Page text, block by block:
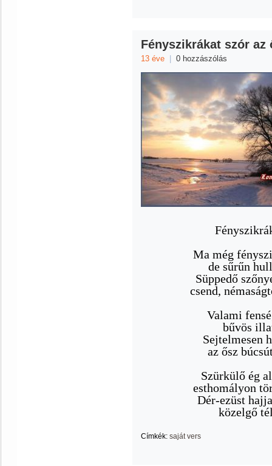
Fényszikrákat szór az
13 éve 0 hozzászólás
Ma még
de sűrűn
Süppedő
csend,
Valami
bűvös
Sejtelmesen
az ősz
Szürkülő ég
esthomályon
Dér-ezüst
közelgő
Címkék: saját vers